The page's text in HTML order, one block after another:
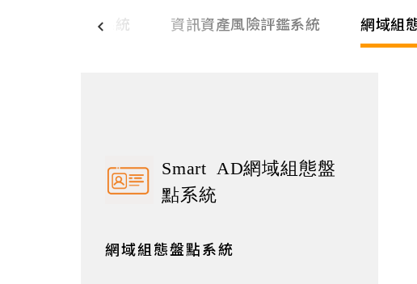
身分資產管理系統 資訊資產風險評鑑系統 網域組
Smart AD網域組態盤
點系統
網域組態盤點系統